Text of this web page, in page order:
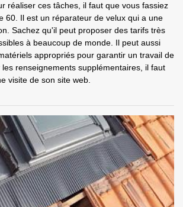
réaliser ces tâches, il faut que vous fassiez
60. Il est un réparateur de velux qui a une
Sachez qu'il peut proposer des tarifs très
à beaucoup de monde. Il peut aussi
appropriés pour garantir un travail de
renseignements supplémentaires, il faut
visite de son site web.